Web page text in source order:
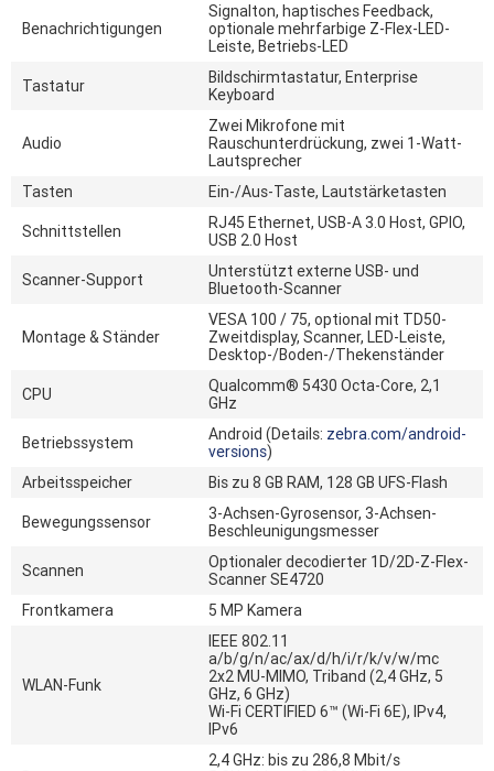
Benachrichtigungen
Signalton, haptisches Feedback,
optionale mehrfarbige Z-Flex-LED-
Leiste, Betriebs-LED
Tastatur
Bildschirmtastatur, Enterprise
Keyboard
Audio
Zwei Mikrofone mit
Rauschunterdrückung, zwei 1-Watt-
Lautsprecher
Tasten
Ein-/Aus-Taste, Lautstärketasten
Schnittstellen
RJ45 Ethernet, USB-A 3.0 Host, GPIO,
USB 2.0 Host
Scanner-Support
Unterstützt externe USB- und
Bluetooth-Scanner
Montage & Ständer
VESA 100 / 75, optional mit TD50-
Zweitdisplay, Scanner, LED-Leiste,
Desktop-/Boden-/Thekenständer
CPU
Qualcomm® 5430 Octa-Core, 2,1
GHz
Betriebssystem Android (Details: zebra.com/android-
versions)
Arbeitsspeicher
Bis zu 8 GB RAM, 128 GB UFS-Flash
Bewegungssensor
3-Achsen-Gyrosensor, 3-Achsen-
Beschleunigungsmesser
Scannen
Optionaler decodierter 1D/2D-Z-Flex-
Scanner SE4720
Frontkamera
5 MP Kamera
WLAN-Funk
IEEE 802.11
a/b/g/n/ac/ax/d/h/i/r/k/v/w/mc
2x2 MU-MIMO, Triband (2,4 GHz, 5
GHz, 6 GHz)
Wi-Fi CERTIFIED 6™ (Wi-Fi 6E), IPv4,
IPv6
2,4 GHz: bis zu 286,8 Mbit/s